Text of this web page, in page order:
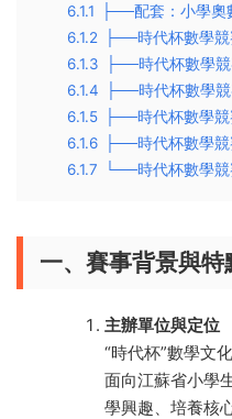
6.1.1
├──配套：小學奧
6.1.2
├──時代杯數學
6.1.3
├──時代杯數學
6.1.4
├──時代杯數學
6.1.5
├──時代杯數學
6.1.6
├──時代杯數學
6.1.7
└──時代杯數學
一、賽事背景與特
主辦單位與定位
“時代杯”數學文
面向江蘇省小學
學興趣、培養核